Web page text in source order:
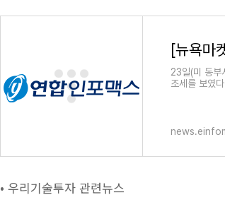
23일(미 동부
조세를 보였
• 우리기술투자 관련뉴스